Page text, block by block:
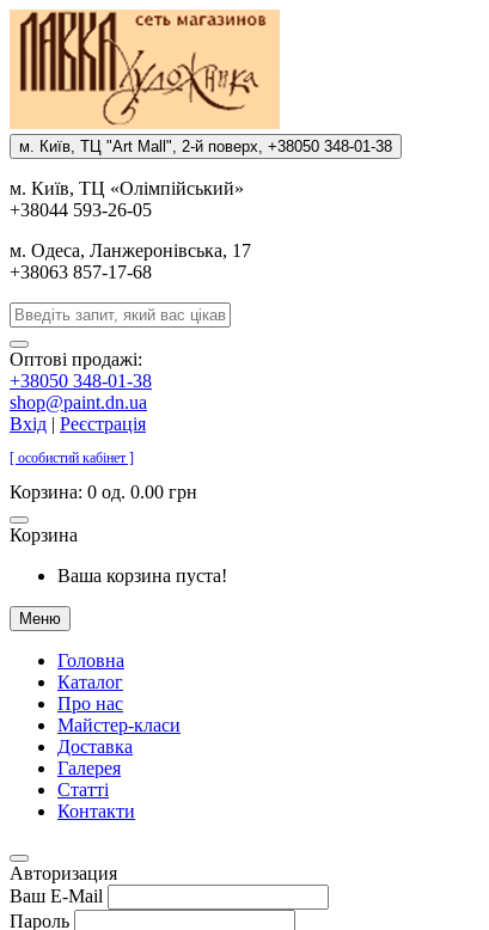
м. Киïв, ТЦ "Art Mall", 2-й поверх, +38050 348-01-38
м. Киïв, ТЦ «Олiмпiйський»
+38044 593-26-05
м. Одеса, Ланжеронiвська, 17
+38063 857-17-68
Оптові продажі:
+38050 348-01-38
shop@paint.dn.ua
Вхід | Реєстрація
[ особистий кабінет ]
Корзина: 0 од. 0.00 грн
Корзина
Ваша корзина пуста!
Меню
Головна
Каталог
Про нас
Майстер-класи
Доставка
Галерея
Статтi
Контакти
Авторизация
Ваш E-Mail
Пароль